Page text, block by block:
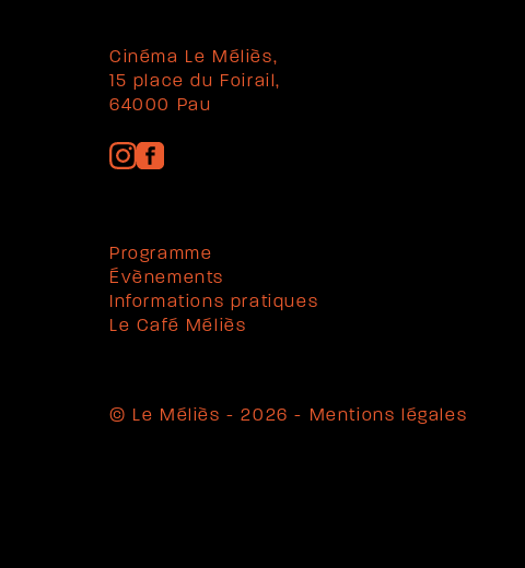
Cinéma Le Méliès,
15 place du Foirail,
64000 Pau
Programme
Évènements
Informations pratiques
Le Café Méliès
© Le Méliès - 2026 - Mentions légales